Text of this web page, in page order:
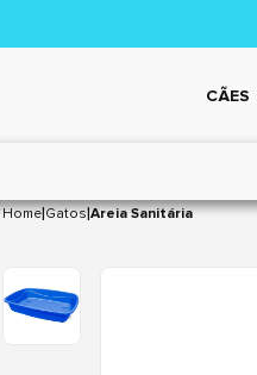
CÃES
Home|Gatos|Areia Sanitária